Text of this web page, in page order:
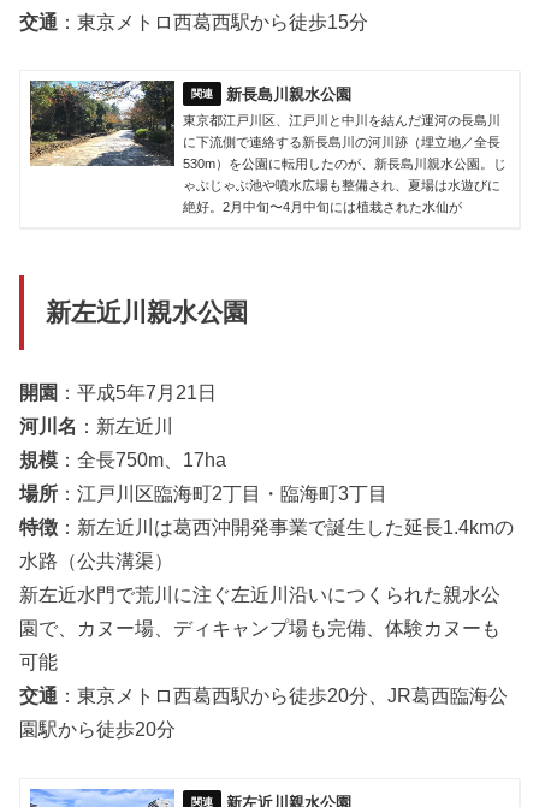
交通 ：東京メトロ西葛西駅から徒歩15分
新長島川親水公園
東京都江戸川区、江戸川と中川を結んだ運河の長島川
に下流側で連絡する新長島川の河川跡（埋立地／全長
530m）を公園に転用したのが、新長島川親水公園。じ
ゃぶじゃぶ池や噴水広場も整備され、夏場は水遊びに
絶好。2月中旬〜4月中旬には植栽された水仙が
新左近川親水公園
開園 ：平成5年7月21日
河川名 ：新左近川
規模 ：全長750m、17ha
場所 ：江戸川区臨海町2丁目・臨海町3丁目
特徴 ：新左近川は葛西沖開発事業で誕生した延長1.4kmの
水路（公共溝渠）
新左近水門で荒川に注ぐ左近川沿いにつくられた親水公
園で、カヌー場、ディキャンプ場も完備、体験カヌーも
可能
交通 ：東京メトロ西葛西駅から徒歩20分、JR葛西臨海公
園駅から徒歩20分
新左近川親水公園